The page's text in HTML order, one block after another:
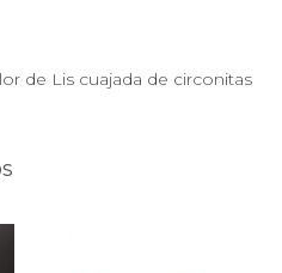
de Lis cuajada de circonitas